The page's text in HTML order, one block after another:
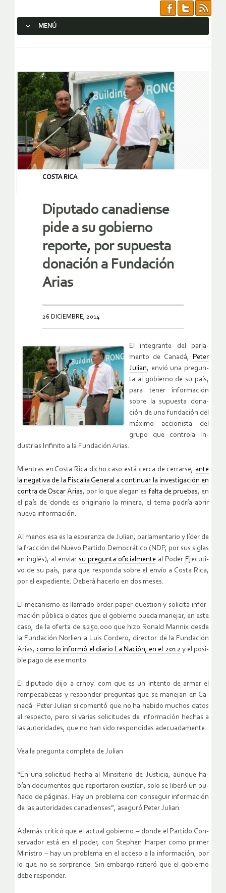
MENÚ
COSTA RICA
Diputado canadiense
pide a su gobierno
reporte, por supuesta
donación a Fundación
Arias
26 DICIEMBRE, 2014
El in­te­gran­te del par­la­
men­to de Ca­na­dá, Peter
Ju­lian, envió una pre­gun­
ta al go­bierno de su país,
para tener in­for­ma­ción
sobre la su­pues­ta do­na­
ción de una fun­da­ción del
má­xi­mo ac­cio­nis­ta del
grupo que con­tro­la In­
dus­trias In­fi­ni­to a la Fun­da­ción Arias.
Mien­tras en Costa Rica dicho caso está cerca de ce­rrar­se, ante
la ne­ga­ti­va de la Fis­ca­lía Ge­ne­ral a con­ti­nuar la in­ves­ti­ga­ción en
con­tra de Oscar Arias, por lo que ale­gan esfalta de prue­bas, en
el país de donde es ori­gi­na­rio la mi­ne­ra, el tema po­dría abrir
nueva in­for­ma­ción.
Al menos esa es la es­pe­ran­za de Ju­lian, par­la­men­ta­rio y líder de
la frac­ción del Nuevo Par­ti­do De­mo­crá­ti­co (NDP, por sus si­glas
en in­glés), al en­viar su pre­gun­ta ofi­cial­men­te al Poder Eje­cu­ti­
vo de su país, para que res­pon­da sobre el envío a Costa Rica,
por el ex­pe­dien­te. De­be­rá ha­cer­lo en dos meses.
El me­ca­nis­mo es lla­ma­do order paper ques­tion y so­li­ci­ta in­for­
ma­ción pú­bli­ca o datos que el go­bierno pueda ma­ne­jar, en este
caso, de la ofer­ta de $250.000 que hizo Ro­nald Man­nix desde
la Fun­da­ción Nor­lien a Luis Cor­de­ro, di­rec­tor de la Fun­da­ción
Arias, como lo in­for­mó el dia­rio La Na­ción, en el 2012 y el po­si­
ble pago de ese monto.
El dipu­tado dijo a crhoy. com que es un in­ten­to de armar el
rom­pe­ca­be­zas y res­pon­der pre­gun­tas que se ma­ne­jan en Ca­
na­dá. Peter Ju­lian si co­men­tó que no ha ha­bi­do mu­chos datos
al res­pec­to, pero si va­rias so­li­ci­tu­des de in­for­ma­ción he­chas a
las au­to­ri­da­des, que no han sido res­pon­di­das ade­cua­da­men­te.
Vea la pre­gun­ta com­ple­ta de Ju­lian
“En una so­li­ci­tud hecha al Min­si­te­rio de Jus­ti­cia, aun­que ha­
bían do­cu­men­tos que re­por­ta­ron exis­tían, solo se li­be­ró un pu­
ña­do de pá­gi­nas. Hay un pro­ble­ma con con­se­guir in­for­ma­ción
de las au­to­ri­da­des ca­na­dien­ses”, ase­gu­ró Peter Ju­lian.
Ade­más cri­ti­có que el ac­tual go­bierno – donde el Par­ti­do Con­
ser­va­dor está en el poder, con Step­hen Har­per como pri­mer
Mi­nis­tro – hay un pro­ble­ma en el ac­ce­so a la in­for­ma­ción, por
lo que no se sor­pren­de. Sin em­bar­go reite­ró que el go­bierno
debe res­pon­der.